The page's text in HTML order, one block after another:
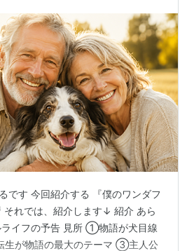
です 今回紹介する 『僕のワンダフ
それでは、紹介します↓ 紹介 あら
ライフの予告 見所 ①物語が犬目線
が物語の最大のテーマ ③主人公